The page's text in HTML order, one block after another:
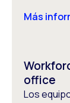
Más
office
Los